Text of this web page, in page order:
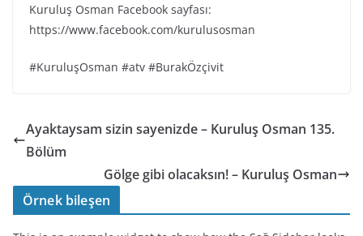
Kuruluş Osman Facebook sayfası:
https://www.facebook.com/kurulusosman
#KuruluşOsman #atv #BurakÖzçivit
Ayaktaysam sizin sayenizde – Kuruluş Osman 135.
Bölüm
Gölge gibi olacaksın! – Kuruluş Osman
Örnek bileşen